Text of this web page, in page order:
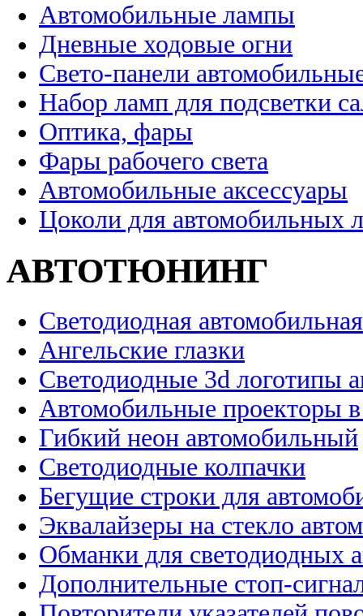
Автомобильные лампы
Дневные ходовые огни
Свето-панели
Набор ламп для подсветки
Оптика, фары
Фары рабочего света
Автомобильные аксессуары
Цоколи для автомобильных
АВТОТЮНИНГ
Светодиодная
Ангельские глазки
Светодиодные 3d логотипы
Автомобильные проекторы
Гибкий неон автомобильный
Светодиодные колпачки
Бегущие строки для
Эквалайзеры на стекло
Обманки для светодиодных
Дополнительные стоп-